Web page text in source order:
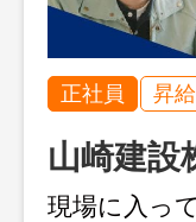
正社員 昇
山崎建設
現場に入っ